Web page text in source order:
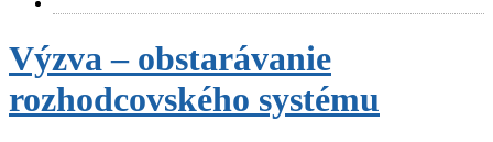
Výzva – obstarávanie
rozhodcovského systému